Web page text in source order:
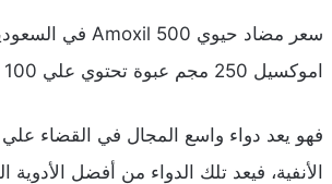
اموكسيل 250 مجم عبوة تحتوي علي 100 مل بسعر 27.85 ريال سعودي.
فهو يعد دواء واسع المجال في القضاء علي
الأنفية، فيعد تلك الدواء من أفضل